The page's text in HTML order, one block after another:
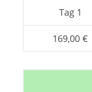
Tag 1
169,00 €